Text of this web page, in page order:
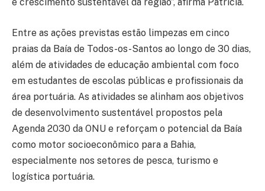
Entre as ações previstas estão limpezas em cinco
praias da Baía de Todos-os-Santos ao longo de 30 dias,
além de atividades de educação ambiental com foco
em estudantes de escolas públicas e profissionais da
área portuária. As atividades se alinham aos objetivos
de desenvolvimento sustentável propostos pela
Agenda 2030 da ONU e reforçam o potencial da Baía
como motor socioeconômico para a Bahia,
especialmente nos setores de pesca, turismo e
logística portuária.